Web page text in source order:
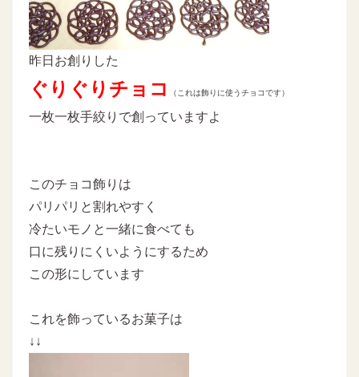
昨日お創りした
ぐりぐりチョコ （これは飾りに使うチョコです）
一枚一枚手絞りで創っていますよ
このチョコ飾りは
パリパリと割れやすく
冷たいモノと一緒に食べても
口に残りにくいようにするため
この形にしています
これを飾っているお菓子は
↓↓